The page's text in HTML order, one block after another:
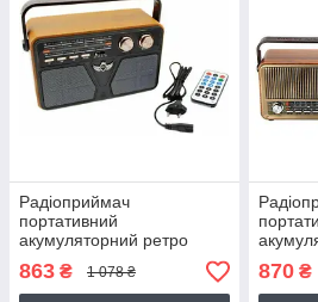
Радіоприймач
портативний
акумуляторний ретро
Bluetooth з пультом Kemai
MD-507BT
863 ₴ 1 078 ₴
MD-
870₴